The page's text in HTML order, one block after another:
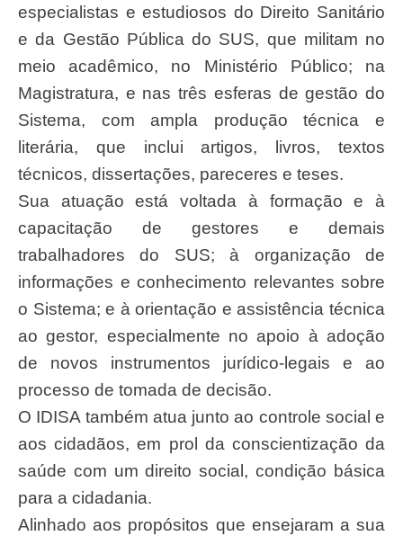
especialistas e estudiosos do Direito Sanitário
e da Gestão Pública do SUS, que militam no
meio acadêmico, no Ministério Público; na
Magistratura, e nas três esferas de gestão do
Sistema, com ampla produção técnica e
literária, que inclui artigos, livros, textos
técnicos, dissertações, pareceres e teses.
Sua atuação está voltada à formação e à
capacitação de gestores e demais
trabalhadores do SUS; à organização de
informações e conhecimento relevantes sobre
o Sistema; e à orientação e assistência técnica
ao gestor, especialmente no apoio à adoção
de novos instrumentos jurídico-legais e ao
processo de tomada de decisão.
O IDISA também atua junto ao controle social e
aos cidadãos, em prol da conscientização da
saúde com um direito social, condição básica
para a cidadania.
Alinhado aos propósitos que ensejaram a sua